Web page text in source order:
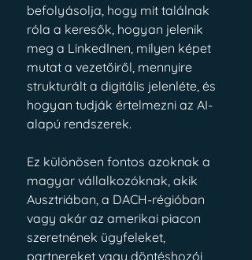
befolyásolja, hogy mit találnak
róla a keresők, hogyan jelenik
meg a LinkedInen, milyen képet
mutat a vezetőiről, mennyire
strukturált a digitális jelenléte, és
hogyan tudják értelmezni az AI-
alapú rendszerek.
Ez különösen fontos azoknak a
magyar vállalkozóknak, akik
Ausztriában, a DACH-régióban
vagy akár az amerikai piacon
szeretnének ügyfeleket,
partnereket vagy döntéshozói